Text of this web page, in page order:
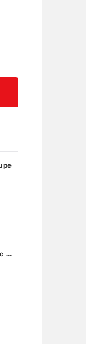
...